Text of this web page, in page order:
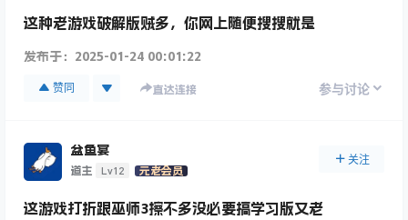
这种老游戏破解版贼多，你网上随便搜搜就是
发布于： 2025-01-24 00:01:22
赞同 直达连接 参与讨论
盆鱼宴
道主 Lv12 元老会员
关注
这游戏打折跟巫师3擦不多没必要搞学习版又老